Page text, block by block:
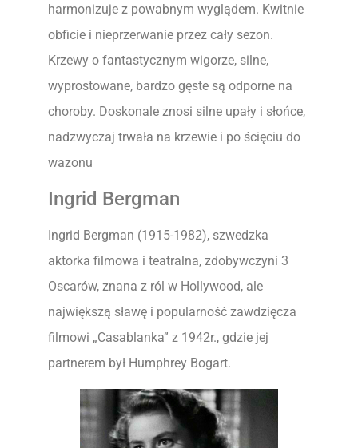
harmonizuje z powabnym wyglądem. Kwitnie
obficie i nieprzerwanie przez cały sezon.
Krzewy o fantastycznym wigorze, silne,
wyprostowane, bardzo gęste są odporne na
choroby. Doskonale znosi silne upały i słońce,
nadzwyczaj trwała na krzewie i po ścięciu do
wazonu
Ingrid Bergman
Ingrid Bergman (1915-1982), szwedzka
aktorka filmowa i teatralna, zdobywczyni 3
Oscarów, znana z ról w Hollywood, ale
największą sławę i popularność zawdzięcza
filmowi „Casablanka” z 1942r., gdzie jej
partnerem był Humphrey Bogart.